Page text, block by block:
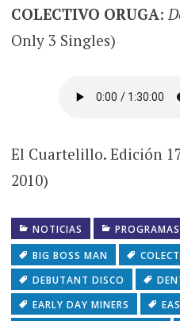
COLECTIVO ORUGA:
Only 3 Singles)
El Cuartelillo. Edición
2010)
NOTICIAS PROGRAMAS
BIG BOSS MAN
DEBUTANT DISCO
EARLY DAY MINERS